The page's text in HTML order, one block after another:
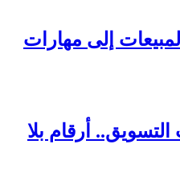
إلى مهارات
التسويق.. أرقام بلا